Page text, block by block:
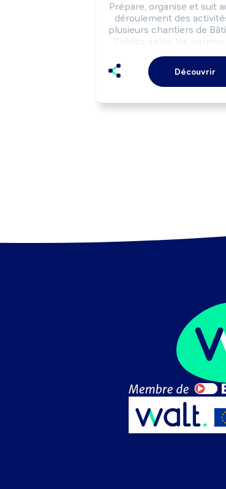
Prépare, organise et suit
déroulement des
plusieurs chantiers de
Publics selon les normes
équipes internes et
l'entreprise selon les
délais.
Découvrir